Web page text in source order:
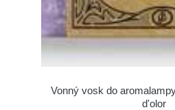
Vonný vosk do
d'olor